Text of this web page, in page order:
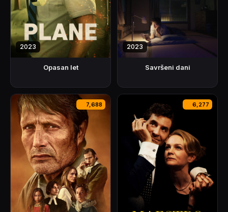
2023
Opasan let
2023
Savršeni dani
7,688 6,277